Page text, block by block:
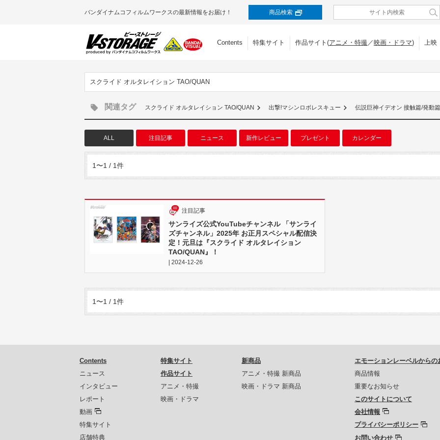
バンダイナムコフィルムワークスの最新情報をお届け！ 商品検索
Contents 特集サイト 作品サイト(アニメ・特撮／映画・ドラマ) 上映
スクライド オルタレイション TAO/QUAN
関連タグ スクライド オルタレイション TAO/QUAN 出撃!マシンロボレスキュー 伝説巨神イデオン 接触篇/発動篇
ALL 注目記事 ニュース 新作レビュー プレゼント カレンダー
1〜1 / 1件
注目記事
サンライズ公式YouTubeチャンネル 「サンライ
ズチャンネル」2025年 お正月スペシャル配信決
定！元旦は『スクライド オルタレイション
TAO/QUAN』！
| 2024-12-26
1〜1 / 1件
Contents
ニュース
インタビュー
レポート
動画
特集サイト
店舗特典
特集サイト
作品サイト
アニメ・特撮
映画・ドラマ
新商品
アニメ・特撮 新商品
映画・ドラマ 新商品
エモーションレーベルからの
商品情報
重要なお知らせ
このサイトについて
会社情報
プライバシーポリシー
お問い合わせ